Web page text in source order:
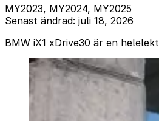
MY2023, MY2024, MY2025
Senast ändrad: juli 18, 2026
BMW iX1 xDrive30 är en